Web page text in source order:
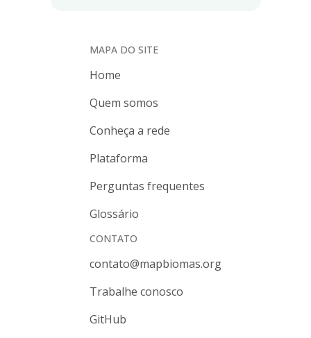
MAPA DO SITE
Home
Quem somos
Conheça a rede
Plataforma
Perguntas frequentes
Glossário
CONTATO
contato@mapbiomas.org
Trabalhe conosco
GitHub